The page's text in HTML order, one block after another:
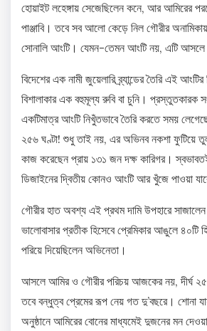
হোয়াইট লহেঙ্গায় সেজেছিলেন কনে, আর আমিরের
পাঞ্জাবি। তবে সব আলো কেড়ে নিল গৌরীর
সোনালি আংটি। যেমন-তেমন আংটি নয়, এটি আসলে
বিদেশের এক নামী জুয়েলারি ব্র্যান্ডের তৈরি এই
বিশালাকার এক বহুমূল্য রুবি বা চুনি। প্রস্তুতকারক
একটিমাত্র আংটি নিখুঁতভাবে তৈরি করতে সময় লেগেছে
২৫৬ ঘণ্টা! শুধু তাই নয়, এর অভিনব নকশা ফুটিয়ে
কাজ করেছেন প্রায় ১৩১ জন দক্ষ কারিগর।
ডিজাইনের দ্বিতীয় কোনও আংটি আর খুঁজে পাওয়া
গৌরীর হাত অবশ্য এই প্রথম দামি উপহারে
ভালোবাসার প্রতীক হিসেবে প্রেমিকার আঙুলে ৪০টি
পরিয়ে দিয়েছিলেন অভিনেতা।
আসলে আমির ও গৌরীর পরিচয় আজকের নয়, দীর্ঘ ২৫
তবে বন্ধুত্ব প্রেমের রূপ নেয় গত দু’বছরে। শোনা
অনুষ্ঠানে আমিরের বোনের মাধ্যমেই দুজনের মন